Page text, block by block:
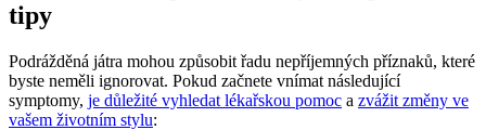
tipy
Podrážděná játra mohou způsobit řadu nepříjemných příznaků, které
byste neměli ignorovat. Pokud začnete vnímat následující
symptomy, je důležité vyhledat lékařskou pomoc a zvážit změny ve
vašem životním stylu: